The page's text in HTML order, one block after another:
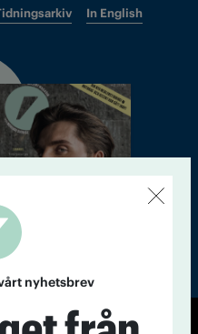
In English
nyhetsbrev